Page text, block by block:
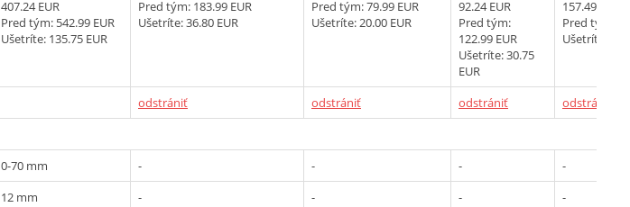
407.24 EUR
Pred tým: 542.99 EUR
Ušetríte: 135.75 EUR
Pred tým: 183.99 EUR
Ušetríte: 36.80 EUR
Pred tým:79.99 EUR
Ušetríte: 20.00 EUR
92.24 EUR
Pred tým:
122.99 EUR
Ušetríte: 30.75
EUR
157.49 EUR
Pred tým:
Ušetríte:
odstrániť odstrániť odstrániť
odstrániť
0-70 mm - - -
-
12 mm - - -
-